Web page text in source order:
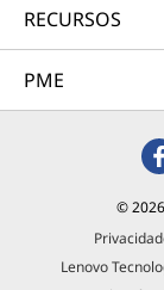
RECURSOS
PME
©
Lenovo